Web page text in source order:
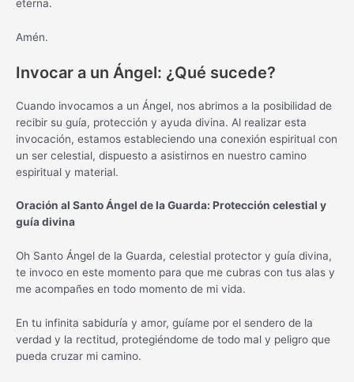
eterna.
Amén.
Invocar a un Ángel: ¿Qué sucede?
Cuando invocamos a un Ángel, nos abrimos a la posibilidad de
recibir su guía, protección y ayuda divina. Al realizar esta
invocación, estamos estableciendo una conexión espiritual con
un ser celestial, dispuesto a asistirnos en nuestro camino
espiritual y material.
Oración al Santo Ángel de la Guarda: Protección celestial y
guía divina
Oh Santo Ángel de la Guarda, celestial protector y guía divina,
te invoco en este momento para que me cubras con tus alas y
me acompañes en todo momento de mi vida.
En tu infinita sabiduría y amor, guíame por el sendero de la
verdad y la rectitud, protegiéndome de todo mal y peligro que
pueda cruzar mi camino.